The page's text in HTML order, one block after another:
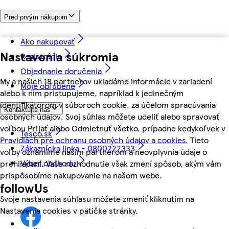
Nastavenia súkromia
My a našich 18 partnerov ukladáme informácie v zariadení
alebo k nim pristupujeme, napríklad k jedinečným
identifikátorom v súboroch cookie, za účelom spracúvania
osobných údajov. Svoj súhlas môžete udeliť alebo spravovať
voľbou Prijať alebo Odmietnuť všetko, prípadne kedykoľvek v
Pravidlách pre ochranu osobných údajov a cookies. Tieto
voľby oznámime našim partnerom a neovplyvnia údaje o
prehliadaní. Vaše rozhodnutie však zmení spôsob, akým vám
prispôsobíme nakupovanie na našom webe.
Svoje nastavenia súhlasu môžete zmeniť kliknutím na
Nastavenia cookies v pätičke stránky.
Pred prvým nákupom
Ako nakupovať
Registrácia
Objednanie doručenia
Moje obľúbené
Kontaktujte nás
Tesco.sk
Zákaznícka linka - 0800222333
Výber obchodu
followUs